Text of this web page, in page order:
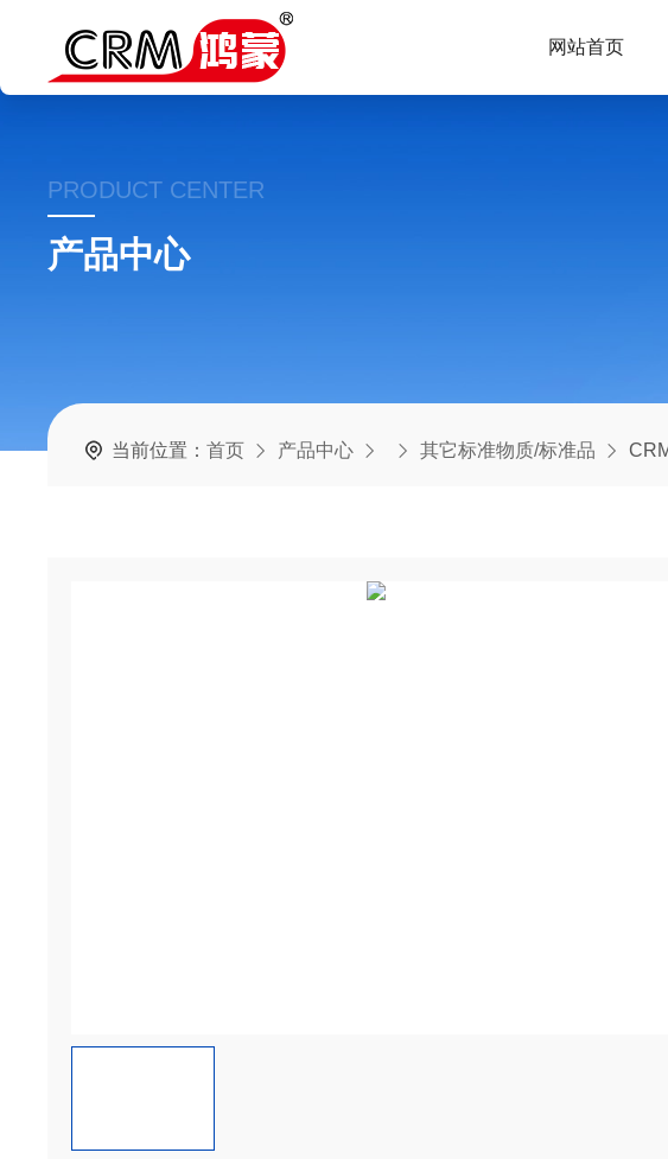
网站首页
PRODUCT CENTER
产品中心
当前位置：首页 产品中心 其它标准物质/标准品 CRM